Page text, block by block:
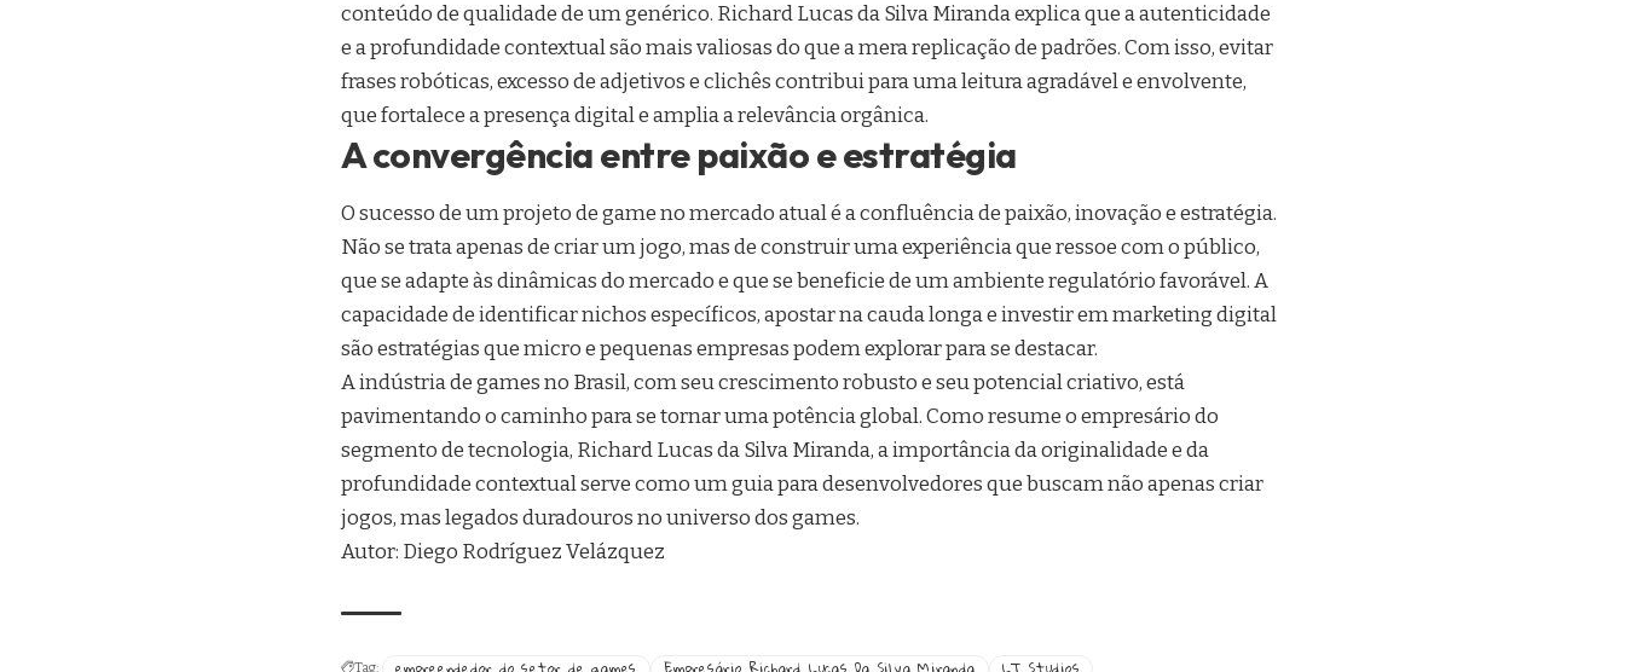
conteúdo de qualidade de um genérico. Richard Lucas da Silva Miranda explica que a autenticidade
e a profundidade contextual são mais valiosas do que a mera replicação de padrões. Com isso, evitar
frases robóticas, excesso de adjetivos e clichês contribui para uma leitura agradável e envolvente,
que fortalece a presença digital e amplia a relevância orgânica.
A convergência entre paixão e estratégia
O sucesso de um projeto de game no mercado atual é a confluência de paixão, inovação e estratégia.
Não se trata apenas de criar um jogo, mas de construir uma experiência que ressoe com o público,
que se adapte às dinâmicas do mercado e que se beneficie de um ambiente regulatório favorável. A
capacidade de identificar nichos específicos, apostar na cauda longa e investir em marketing digital
são estratégias que micro e pequenas empresas podem explorar para se destacar.
A indústria de games no Brasil, com seu crescimento robusto e seu potencial criativo, está
pavimentando o caminho para se tornar uma potência global. Como resume o empresário do
segmento de tecnologia, Richard Lucas da Silva Miranda, a importância da originalidade e da
profundidade contextual serve como um guia para desenvolvedores que buscam não apenas criar
jogos, mas legados duradouros no universo dos games.
Autor: Diego Rodríguez Velázquez
Tag: